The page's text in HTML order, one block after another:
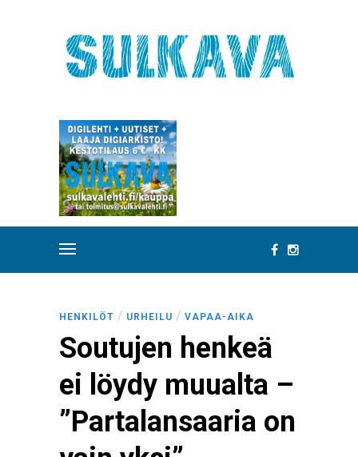
HENKILÖT / URHEILU / VAPAA-AIKA
Soutujen henkeä
ei löydy muualta –
”Partalansaaria on